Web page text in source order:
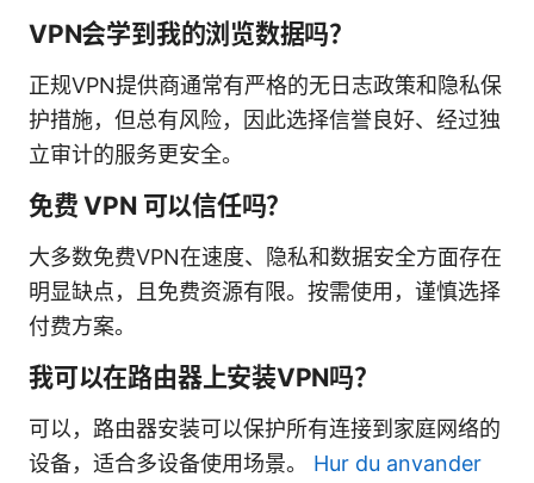
VPN会学到我的浏览数据吗？
正规VPN提供商通常有严格的无日志政策和隐私保
护措施，但总有风险，因此选择信誉良好、经过独
立审计的服务更安全。
免费 VPN 可以信任吗？
大多数免费VPN在速度、隐私和数据安全方面存在
明显缺点，且免费资源有限。按需使用，谨慎选择
付费方案。
我可以在路由器上安装VPN吗？
可以，路由器安装可以保护所有连接到家庭网络的
设备，适合多设备使用场景。 Hur du anvander